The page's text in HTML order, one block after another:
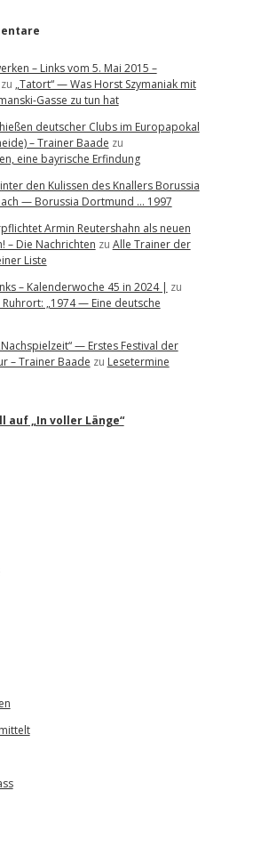
– Links vom 5. Mai 2015 –
„Tatort“ — Was Horst Szymaniak mit
Gasse zu tun hat
deutscher Clubs im Europapokal
– Trainer Baade zu
eine bayrische Erfindung
den Kulissen des Knallers Borussia
— Borussia Dortmund … 1997
Armin Reutershahn als neuen
– Die Nachrichten zu Alle Trainer der
Liste
– Kalenderwoche 45 in 2024 | zu
Ruhrort: „1974 — Eine deutsche
— Erstes Festival der
– Trainer Baade zu Lesetermine
auf „In voller Länge“